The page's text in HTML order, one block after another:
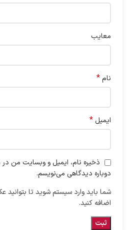
معایب
نام*
ایمیل *
ذخیره نام، ایمیل و وبسایت من در
دوباره دیدگاهی می‌نویسم.
شما باید وارد سیستم شوید تا بتوانید
اضافه کنید.